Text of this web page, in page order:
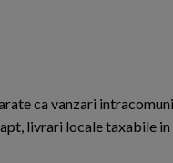
ca vanzari
livrari locale taxabile in